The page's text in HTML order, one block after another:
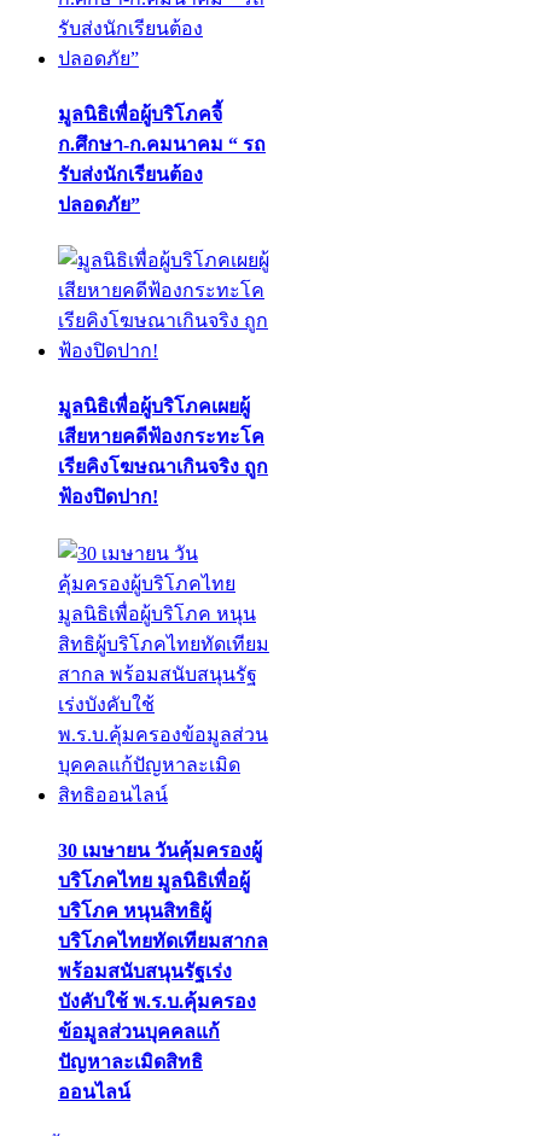
มูลนิธิเพื่อผู้บริโภคจี้
ก.ศึกษา-ก.คมนาคม “ รถ
รับส่งนักเรียนต้อง
ปลอดภัย”
มูลนิธิเพื่อผู้บริโภคเผยผู้
เสียหายคดีฟ้องกระทะโค
เรียคิงโฆษณาเกินจริง ถูก
ฟ้องปิดปาก!
30 เมษายน วันคุ้มครองผู้
บริโภคไทย มูลนิธิเพื่อผู้
บริโภค หนุนสิทธิผู้
บริโภคไทยทัดเทียมสากล
พร้อมสนับสนุนรัฐเร่ง
บังคับใช้ พ.ร.บ.คุ้มครอง
ข้อมูลส่วนบุคคลแก้
ปัญหาละเมิดสิทธิ
ออนไลน์